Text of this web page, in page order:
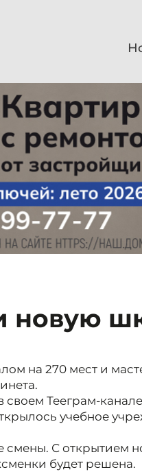
новую
на 270 мест и
Тееграм-канале
учебное
смены. С открытием
будет решена.